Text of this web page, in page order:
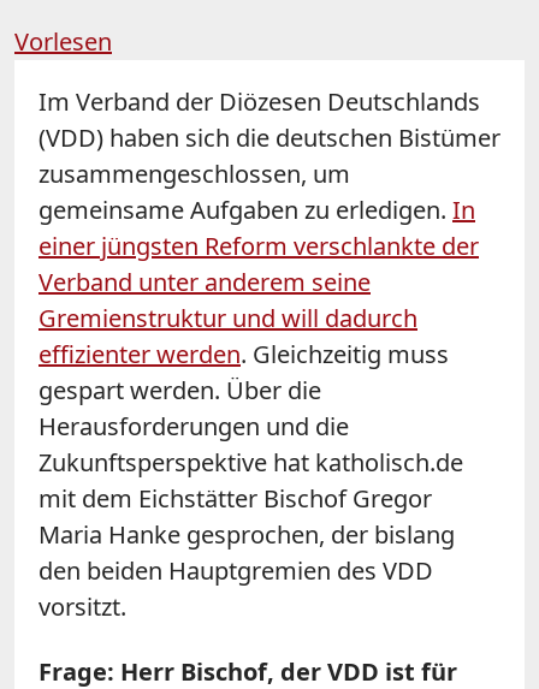
Vorlesen
Im Verband der Diözesen Deutschlands
(VDD) haben sich die deutschen Bistümer
zusammengeschlossen, um
gemeinsame Aufgaben zu erledigen. In
einer jüngsten Reform verschlankte der
Verband unter anderem seine
Gremienstruktur und will dadurch
effizienter werden. Gleichzeitig muss
gespart werden. Über die
Herausforderungen und die
Zukunftsperspektive hat katholisch.de
mit dem Eichstätter Bischof Gregor
Maria Hanke gesprochen, der bislang
den beiden Hauptgremien des VDD
vorsitzt.
Frage: Herr Bischof, der VDD ist für